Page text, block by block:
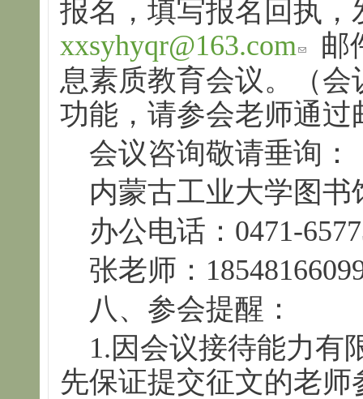
报名，填写报名回执，
xxsyhyqr@163.com
邮
息素质教育会议。（
功能，请参会老师通
会议咨询敬请垂询：
内蒙古工业大学图书
办公电话：0471-
张老师：
八、参会提醒：
1.因会议接待能力有
先保证提交征文的老师